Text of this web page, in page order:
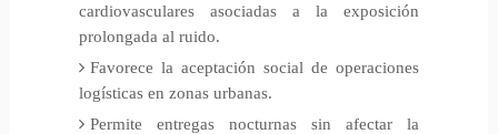
cardiovasculares asociadas a la exposición
prolongada al ruido.
Favorece la aceptación social de operaciones
logísticas en zonas urbanas.
Permite entregas nocturnas sin afectar la